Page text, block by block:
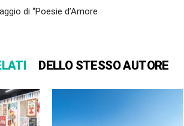
di “Poesie d’Amore
DELLO STESSO AUTORE